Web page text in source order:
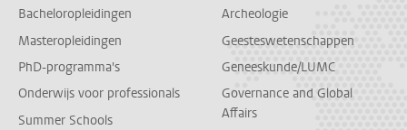
Bacheloropleidingen
Masteropleidingen
PhD-programma's
Onderwijs voor professionals
Summer Schools
Archeologie
Geesteswetenschappen
Geneeskunde/LUMC
Governance and Global
Affairs